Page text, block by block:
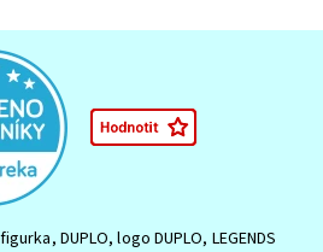
DUPLO, logo DUPLO, LEGENDS